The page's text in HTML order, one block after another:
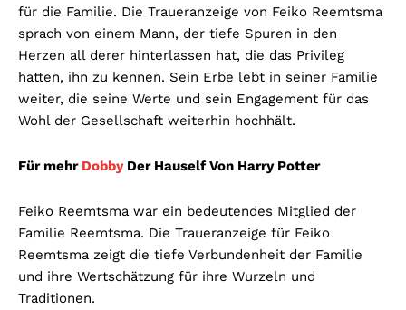
für die Familie. Die Traueranzeige von Feiko Reemtsma
sprach von einem Mann, der tiefe Spuren in den
Herzen all derer hinterlassen hat, die das Privileg
hatten, ihn zu kennen. Sein Erbe lebt in seiner Familie
weiter, die seine Werte und sein Engagement für das
Wohl der Gesellschaft weiterhin hochhält.
Für mehr DobbyDer Hauself Von Harry Potter
Feiko Reemtsma war ein bedeutendes Mitglied der
Familie Reemtsma. Die Traueranzeige für Feiko
Reemtsma zeigt die tiefe Verbundenheit der Familie
und ihre Wertschätzung für ihre Wurzeln und
Traditionen.